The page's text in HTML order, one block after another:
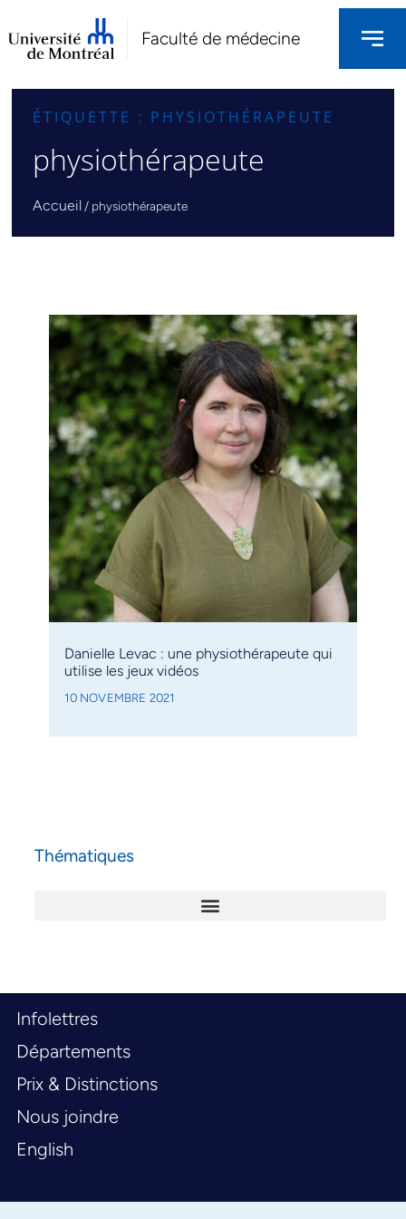
Faculté de médecine
ÉTIQUETTE : PHYSIOTHÉRAPEUTE
physiothérapeute
Accueil / physiothérapeute
Danielle Levac : une physiothérapeute qui
utilise les jeux vidéos
10 NOVEMBRE 2021
Thématiques
Infolettres
Départements
Prix & Distinctions
Nous joindre
English